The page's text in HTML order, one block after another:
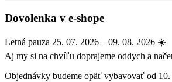
Dovolenka v e-shope
Letná pauza 25. 07. 2026 – 09. 08. 2026 ☀️
Aj my si na chvíľu doprajeme oddych a
Objednávky budeme opäť vybavovať od 10.